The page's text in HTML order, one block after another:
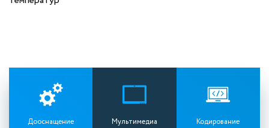
Дооснащение Мультимедиа Кодирование